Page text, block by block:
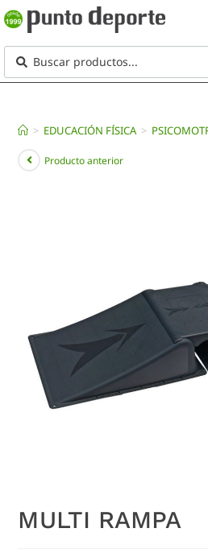
> EDUCACIÓN FÍSICA >
Producto anterior
MULTI RAMPA